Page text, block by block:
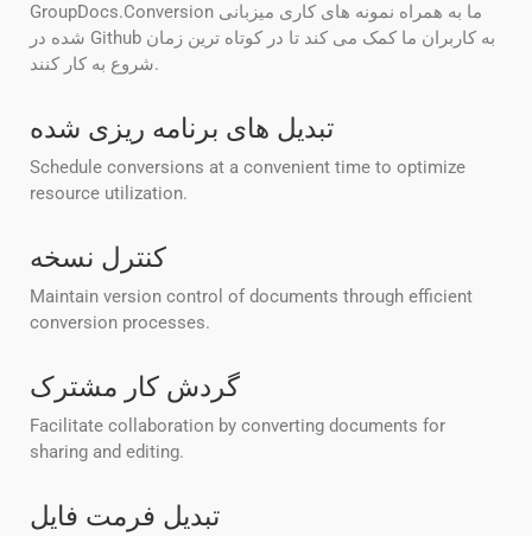
GroupDocs.Conversion ما به همراه نمونه های کاری میزبانی
شده در Github به کاربران ما کمک می کند تا در کوتاه ترین زمان
شروع به کار کنند.
تبدیل های برنامه ریزی شده
Schedule conversions at a convenient time to optimize
resource utilization.
کنترل نسخه
Maintain version control of documents through efficient
conversion processes.
گردش کار مشترک
Facilitate collaboration by converting documents for
sharing and editing.
تبدیل فرمت فایل